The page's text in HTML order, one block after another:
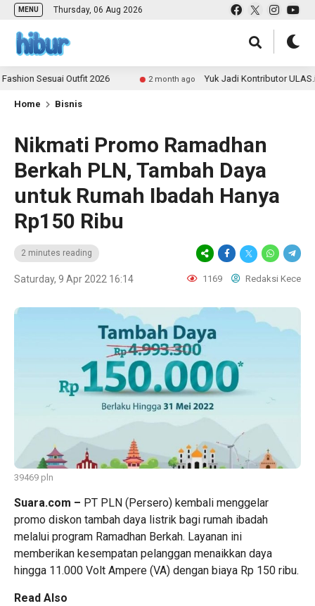
MENU Thursday, 06 Aug 2026
Sesuai Outfit 2026 2 month ago Yuk Jadi Kontributor ULAS.id dan
Home Bisnis
Nikmati Promo Ramadhan
Berkah PLN, Tambah Daya
untuk Rumah Ibadah Hanya
Rp150 Ribu
2 minutes reading
Saturday, 9 Apr 2022 16:14 1169 Redaksi Kece
39469 pln
Suara.com – PT PLN (Persero) kembali menggelar
promo diskon tambah daya listrik bagi rumah ibadah
melalui program Ramadhan Berkah. Layanan ini
memberikan kesempatan pelanggan menaikkan daya
hingga 11.000 Volt Ampere (VA) dengan biaya Rp 150 ribu.
Read Also